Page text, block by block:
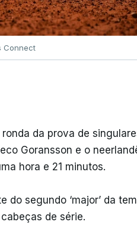
Connect
da prova de
Goransson e o
hora e 21 minutos.
segundo ‘major’ da
de série.